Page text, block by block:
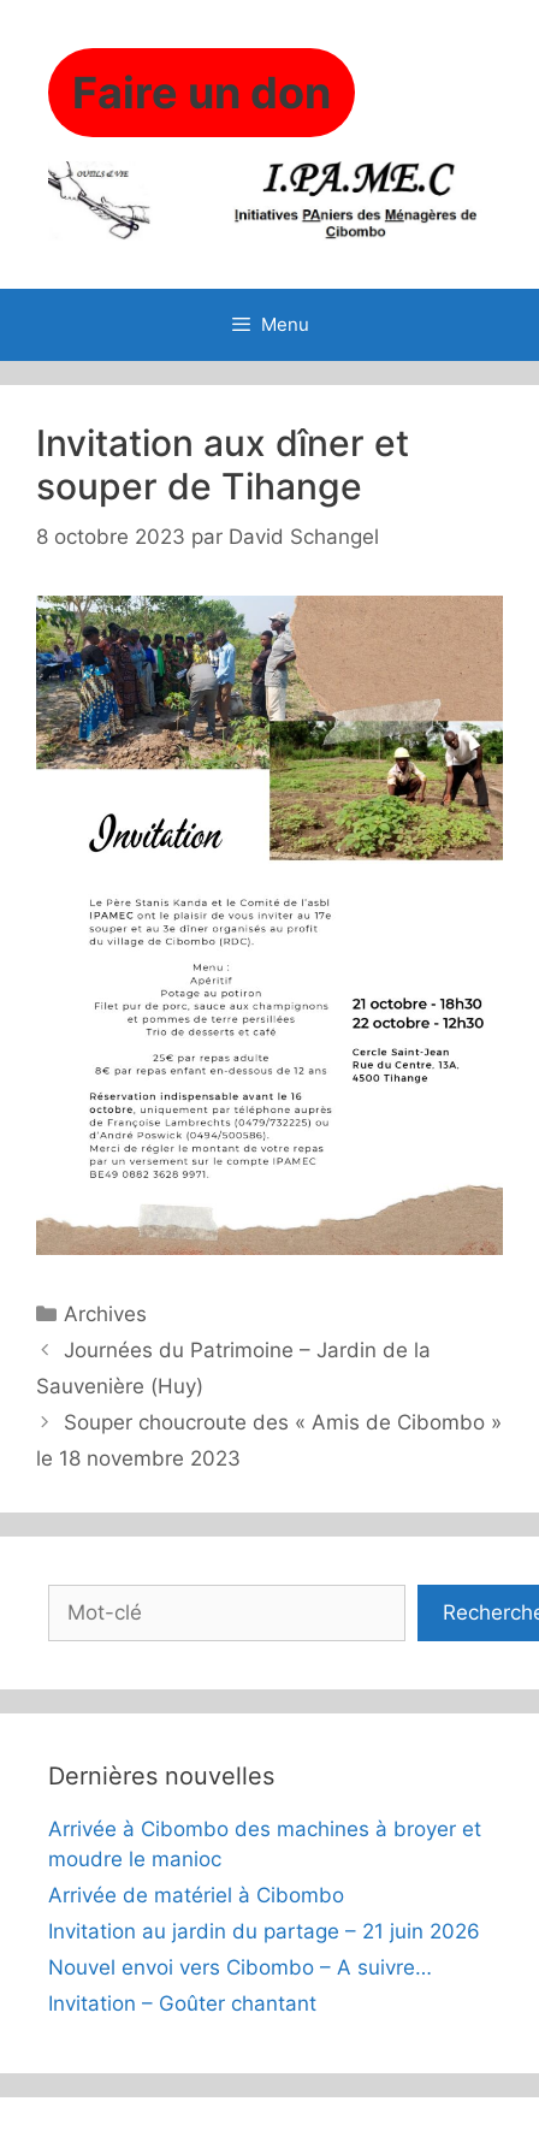
contenuFaire un don
Menu
Invitation aux dîner et
souper de Tihange
8 octobre 2023 par David Schangel
Catégories
Archives
Journées du Patrimoine – Jardin de la
Sauvenière (Huy)
Souper choucroute des « Amis de Cibombo »
le 18 novembre 2023
Rechercher
Dernières nouvelles
Arrivée à Cibombo des machines à broyer et
moudre le manioc
Arrivée de matériel à Cibombo
Invitation au jardin du partage – 21 juin 2026
Nouvel envoi vers Cibombo – A suivre…
Invitation – Goûter chantant